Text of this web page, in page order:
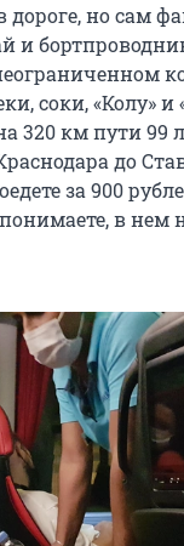
дороге, но сам
и
соки, «Колу» и
320 км пути 99
до
за 900
в нем